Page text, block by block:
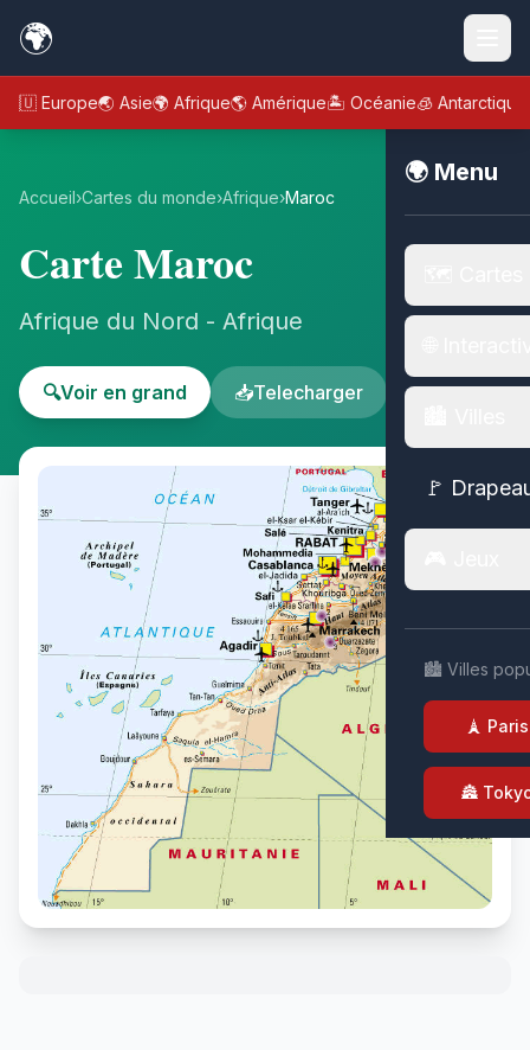
🌍
🇪🇺 Europe🌏 Asie🌍 Afrique🌎 Amérique🏝️ Océanie🧊 Antarctique
🌍 Menu
🚩
🏙️ Villes
🗼 Paris
🏯
Accueil›Cartes du monde›Afrique›Maroc
Carte Maroc
Afrique du Nord - Afrique
🔍Voir en grand 📥Telecharger